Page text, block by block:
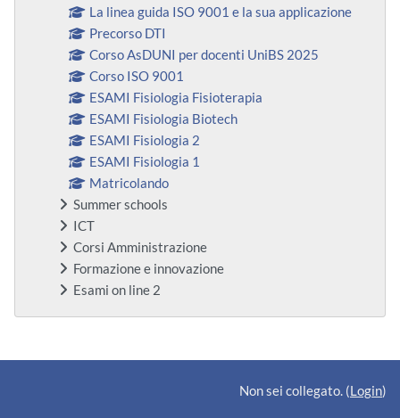
La linea guida ISO 9001 e la sua applicazione
Precorso DTI
Corso AsDUNI per docenti UniBS 2025
Corso ISO 9001
ESAMI Fisiologia Fisioterapia
ESAMI Fisiologia Biotech
ESAMI Fisiologia 2
ESAMI Fisiologia 1
Matricolando
Summer schools
ICT
Corsi Amministrazione
Formazione e innovazione
Esami on line 2
Blocchi supplementari
Non sei collegato. (Login)